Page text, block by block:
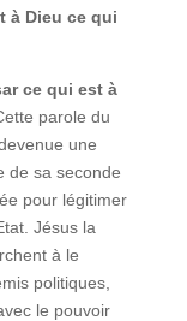
à Dieu ce qui
ce qui est à
parole du
une
de sa seconde
pour légitimer
Jésus la
à le
politiques,
le pouvoir